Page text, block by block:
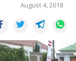
August 4, 2018